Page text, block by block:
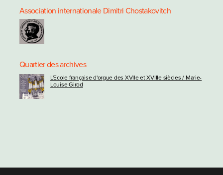
Association internationale Dimitri Chostakovitch
Quartier des archives
L'Ecole française d'orgue des XVIIe et XVIIIe siècles / Marie-
Louise Girod